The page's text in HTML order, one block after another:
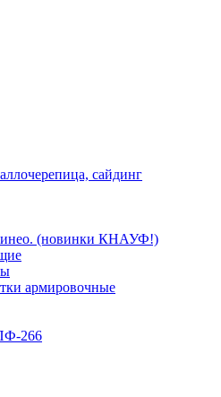
сайдинг
(новинки КНАУФ!)
армировочные
266